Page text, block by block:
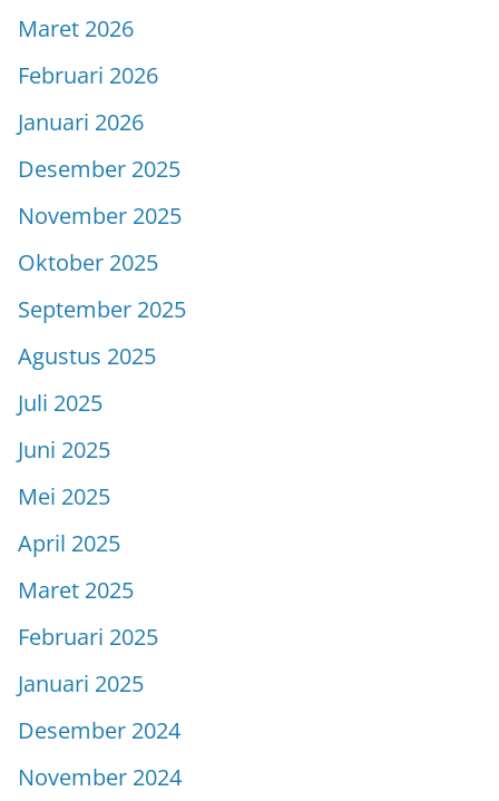
Maret 2026
Februari 2026
Januari 2026
Desember 2025
November 2025
Oktober 2025
September 2025
Agustus 2025
Juli 2025
Juni 2025
Mei 2025
April 2025
Maret 2025
Februari 2025
Januari 2025
Desember 2024
November 2024